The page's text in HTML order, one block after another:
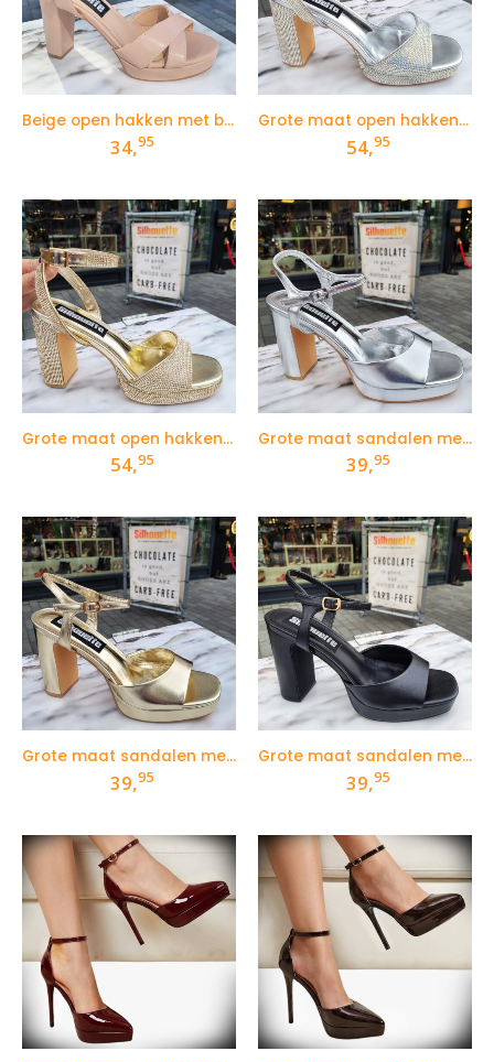
Beige open hakken met bandjes en plateau
34,95
Grote maat open hakken met strass in zilver
54,95
Grote maat open hakken met strass in goud
54,95
Grote maat sandalen met hak in zilver
39,95
Grote maat sandalen met hak in goud
39,95
Grote maat sandalen met hak in zwart
39,95